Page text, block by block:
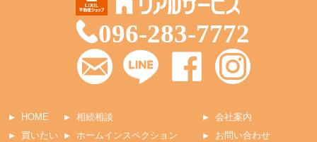
096-283-7772
HOME
買いたい
相続相談
ホームインスペクション
会社案内
お問い合わせ